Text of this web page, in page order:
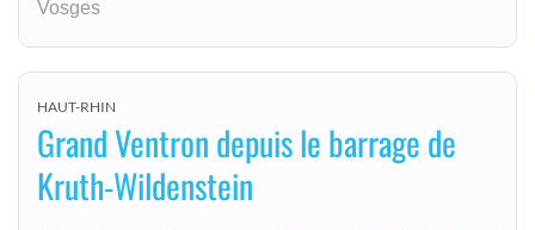
Vosges
HAUT-RHIN
Grand Ventron depuis le barrage de
Kruth-Wildenstein